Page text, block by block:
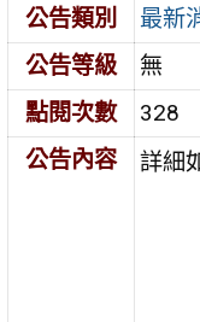
公告類別
最新
公告等級
無
點閱次數
328
公告內容
詳細